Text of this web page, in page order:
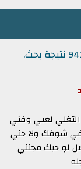
لعبي وفني
في شوفك ولا حني
لو حبك مجنني